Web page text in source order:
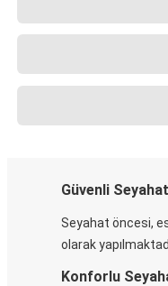
Güvenli Seyahat
Seyahat öncesi,
olarak
Konforlu